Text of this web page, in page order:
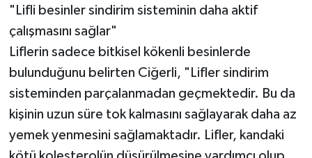
"Lifli besinler sindirim sisteminin daha aktif
çalışmasını sağlar"
Liflerin sadece bitkisel kökenli besinlerde
bulunduğunu belirten Ciğerli, "Lifler sindirim
sisteminden parçalanmadan geçmektedir. Bu da
kişinin uzun süre tok kalmasını sağlayarak daha az
yemek yenmesini sağlamaktadır. Lifler, kandaki